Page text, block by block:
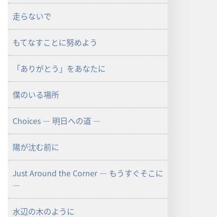
走らないで
もてなすことに努めよう
「ありがとう」をあなたに
僕のいる場所
Choices ― 明日への道 ―
陽が沈む前に
Just Around the Corner ― もうすぐそこに
―
水辺の木のように